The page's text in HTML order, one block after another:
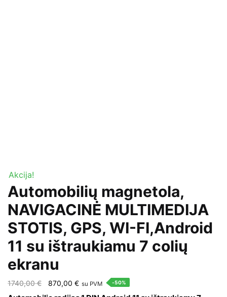
Akcija!
Automobilių magnetola,
NAVIGACINĖ MULTIMEDIJA
STOTIS, GPS, WI-FI,Android
11 su ištraukiamu 7 colių
ekranu
1740,00€
Original
870,00 €Current
su PVM -50%